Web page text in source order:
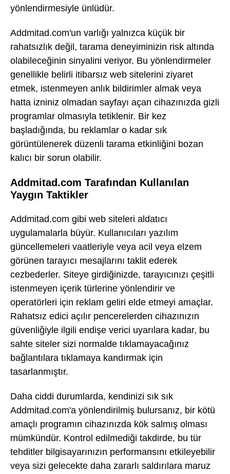
yönlendirmesiyle ünlüdür.
Addmitad.com'un varlığı yalnızca küçük bir
rahatsızlık değil, tarama deneyiminizin risk altında
olabileceğinin sinyalini veriyor. Bu yönlendirmeler
genellikle belirli itibarsız web sitelerini ziyaret
etmek, istenmeyen anlık bildirimler almak veya
hatta izniniz olmadan sayfayı açan cihazınızda gizli
programlar olmasıyla tetiklenir. Bir kez
başladığında, bu reklamlar o kadar sık
görüntülenerek düzenli tarama etkinliğini bozan
kalıcı bir sorun olabilir.
Addmitad.com Tarafından Kullanılan
Yaygın Taktikler
Addmitad.com gibi web siteleri aldatıcı
uygulamalarla büyür. Kullanıcıları yazılım
güncellemeleri vaatleriyle veya acil veya elzem
görünen tarayıcı mesajlarını taklit ederek
cezbederler. Siteye girdiğinizde, tarayıcınızı çeşitli
istenmeyen içerik türlerine yönlendirir ve
operatörleri için reklam geliri elde etmeyi amaçlar.
Rahatsız edici açılır pencerelerden cihazınızın
güvenliğiyle ilgili endişe verici uyarılara kadar, bu
sahte siteler sizi normalde tıklamayacağınız
bağlantılara tıklamaya kandırmak için
tasarlanmıştır.
Daha ciddi durumlarda, kendinizi sık sık
Addmitad.com'a yönlendirilmiş bulursanız, bir kötü
amaçlı programın cihazınızda kök salmış olması
mümkündür. Kontrol edilmediği takdirde, bu tür
tehditler bilgisayarınızın performansını etkileyebilir
veya sizi gelecekte daha zararlı saldırılara maruz